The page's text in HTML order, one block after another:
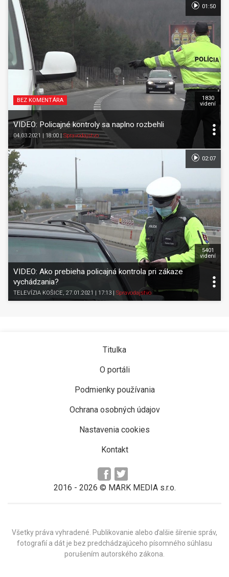
BEZ KOMENTÁRA
VIDEO: Policajné kontroly sa naplno rozbehli
04.03.2021 | 18:00 Spravodajstvo
1830
videní
01:50
VIDEO: Ako prebieha policajná kontrola pri zákaze
vychádzania?
TELEVÍZIA KOŠICE, 27.01.2021 | 17:13 Spravodajstvo
5401
videní
02:07
Titulka
O portáli
Podmienky používania
Ochrana osobných údajov
Nastavenia cookies
Kontakt
2016 - 2026 © MARK MEDIA s.r.o.
Všetky práva vyhradené. Publikovanie alebo ďalšie šírenie správ,
fotografií a dát je bez predchádzajúceho písomného súhlasu
porušením autorského zákona.